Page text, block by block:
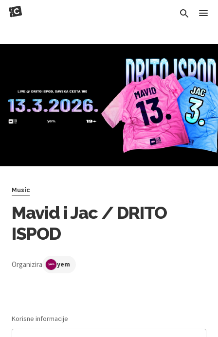
Music
Mavid i Jac / DRITO
ISPOD
Organizira yem
Korisne informacije